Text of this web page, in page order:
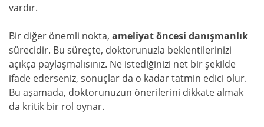
vardır.
Bir diğer önemli nokta, ameliyat öncesi danışmanlık
sürecidir. Bu süreçte, doktorunuzla beklentilerinizi
açıkça paylaşmalısınız. Ne istediğinizi net bir şekilde
ifade ederseniz, sonuçlar da o kadar tatmin edici olur.
Bu aşamada, doktorunuzun önerilerini dikkate almak
da kritik bir rol oynar.